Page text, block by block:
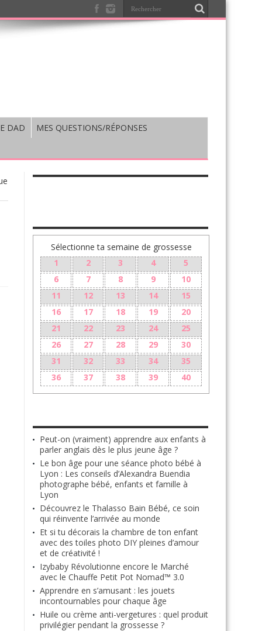
DAD MES QUESTIONS/RÉPONSES
Sélectionne ta semaine de grossesse
1
2 3 4
5
6
7 8 9
10
11
12 13 14
15
16
17 18 19
20
21
22 23 24
25
26
27 28 29
30
31
32 33 34
35
36
37 38 39 40
Peut-on (vraiment) apprendre aux enfants à
parler anglais dès le plus jeune âge ?
Le bon âge pour une séance photo bébé à
Lyon : Les conseils d’Alexandra Buendia
photographe bébé, enfants et famille à
Lyon
Découvrez le Thalasso Bain Bébé, ce soin
qui réinvente l’arrivée au monde
Et si tu décorais la chambre de ton enfant
avec des toiles photo DIY pleines d’amour
et de créativité !
Izybaby Révolutionne encore le Marché
avec le Chauffe Petit Pot Nomad™ 3.0
Apprendre en s’amusant : les jouets
incontournables pour chaque âge
Huile ou crème anti-vergetures : quel produit
privilégier pendant la grossesse ?